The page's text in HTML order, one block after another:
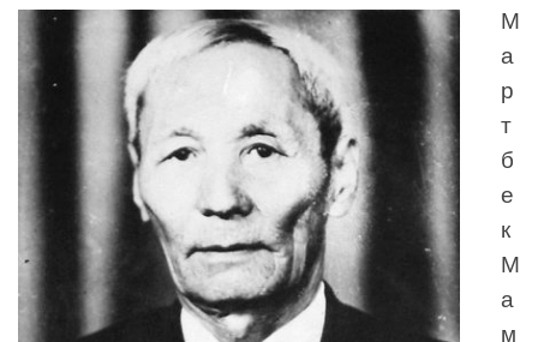
М
а
р
т
б
е
к
М
а
м